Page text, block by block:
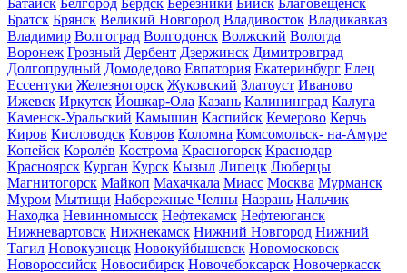
Батайск Белгород Бердск Березники Бийск Благовещенск
Братск Брянск Великий Новгород Владивосток Владикавказ
Владимир Волгоград Волгодонск Волжский Вологда
Воронеж Грозный Дербент Дзержинск Димитровград
Долгопрудный Домодедово Евпатория Екатеринбург Елец
Ессентуки Железногорск Жуковский Златоуст Иваново
Ижевск Иркутск Йошкар-Ола Казань Калининград Калуга
Каменск-Уральский Камышин Каспийск Кемерово Керчь
Киров Кисловодск Ковров Коломна Комсомольск- на-Амуре
Копейск Королёв Кострома Красногорск Краснодар
Красноярск Курган Курск Кызыл Липецк Люберцы
Магнитогорск Майкоп Махачкала Миасс Москва Мурманск
Муром Мытищи Набережные Челны Назрань Нальчик
Находка Невинномысск Нефтекамск Нефтеюганск
Нижневартовск Нижнекамск Нижний Новгород Нижний
Тагил Новокузнецк Новокуйбышевск Новомосковск
Новороссийск Новосибирск Новочебоксарск Новочеркасск